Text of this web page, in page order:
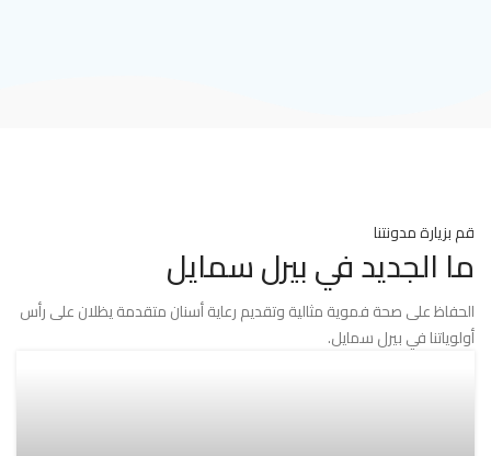
قم بزيارة مدونتنا
ما الجديد في بيرل سمايل
الحفاظ على صحة فموية مثالية وتقديم رعاية أسنان متقدمة يظلان على رأس
أولوياتنا في بيرل سمايل.